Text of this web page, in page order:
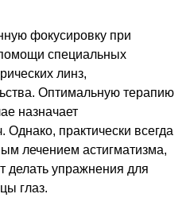
фокусировку при
специальных
линз,
Оптимальную терапию
назначает
практически всегда
лечением астигматизма,
делать упражнения для
глаз.